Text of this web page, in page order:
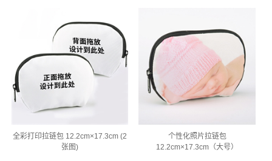
全彩打印拉链包 12.2cm×17.3cm (2
张图)
个性化照片拉链包
12.2cm×17.3cm（大号）